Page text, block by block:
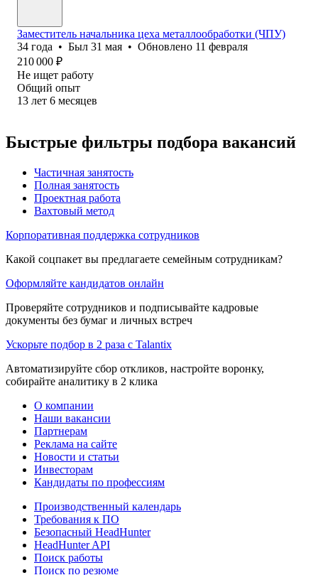
Заместитель начальника цеха металлообработки (ЧПУ)
34 года • Был 31 мая • Обновлено 11 февраля
210 000 ₽
Не ищет работу
Общий опыт
13 лет 6 месяцев
Быстрые фильтры подбора вакансий
Частичная занятость
Полная занятость
Проектная работа
Вахтовый метод
Корпоративная поддержка сотрудников
Какой соцпакет вы предлагаете семейным сотрудникам?
Оформляйте кандидатов онлайн
Проверяйте сотрудников и подписывайте кадровые
документы без бумаг и личных встреч
Ускорьте подбор в 2 раза с Talantix
Автоматизируйте сбор откликов, настройте воронку,
собирайте аналитику в 2 клика
О компании
Наши вакансии
Партнерам
Реклама на сайте
Новости и статьи
Инвесторам
Кандидаты по профессиям
Производственный календарь
Требования к ПО
Безопасный HeadHunter
HeadHunter API
Поиск работы
Поиск по резюме